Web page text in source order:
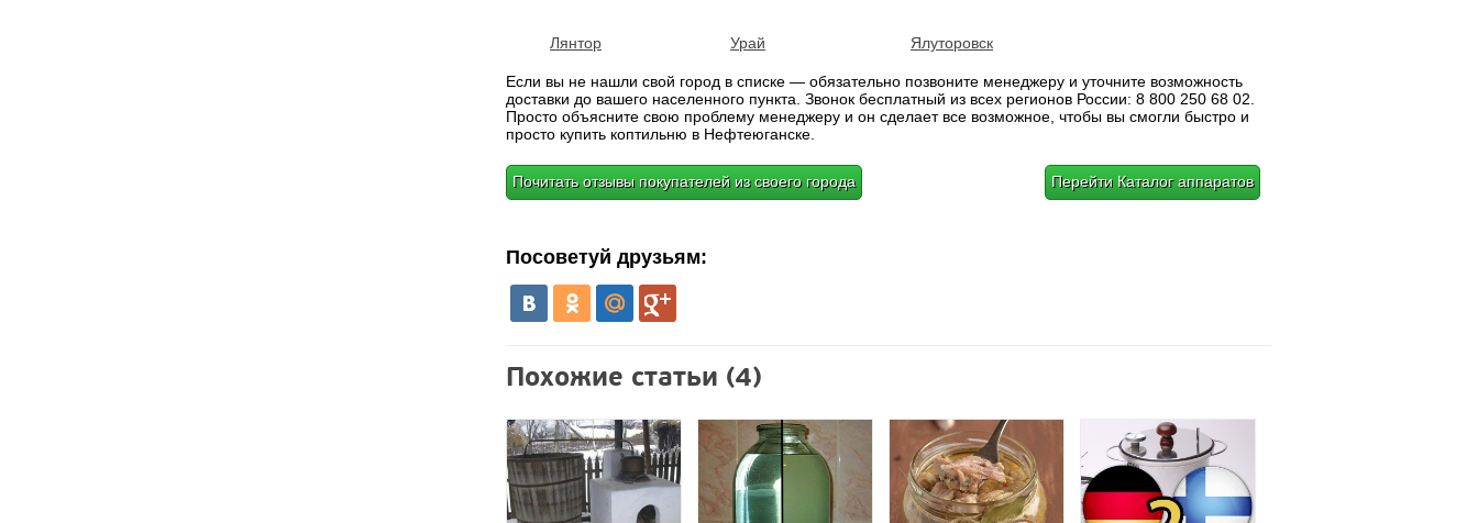
Лянтор Урай Ялуторовск
Если вы не нашли свой город в списке — обязательно позвоните менеджеру и уточните возможность
доставки до вашего населенного пункта. Звонок бесплатный из всех регионов России: 8 800 250 68 02.
Просто объясните свою проблему менеджеру и он сделает все возможное, чтобы вы смогли быстро и
просто купить коптильню в Нефтеюганске.
Почитать отзывы покупателей из своего города Перейти Каталог аппаратов
Посоветуй друзьям:
Похожие статьи (4)